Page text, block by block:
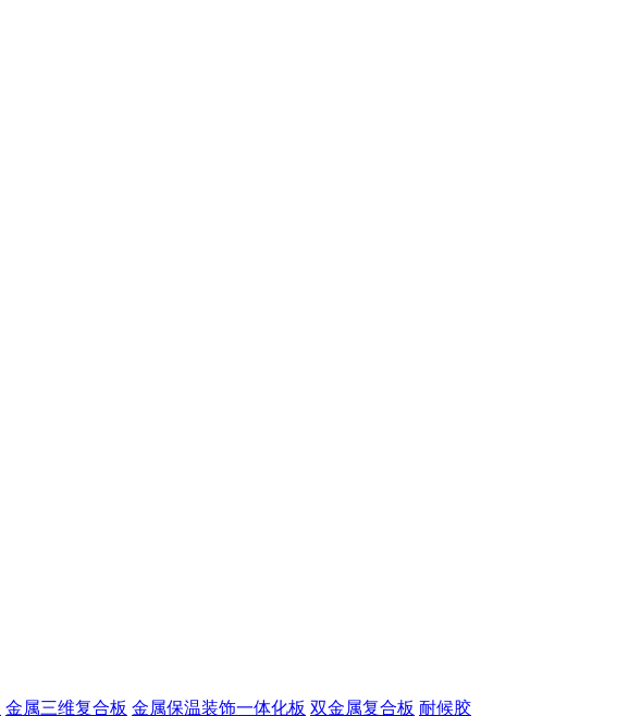
金属三维复合板 金属保温装饰一体化板 双金属复合板 耐候胶